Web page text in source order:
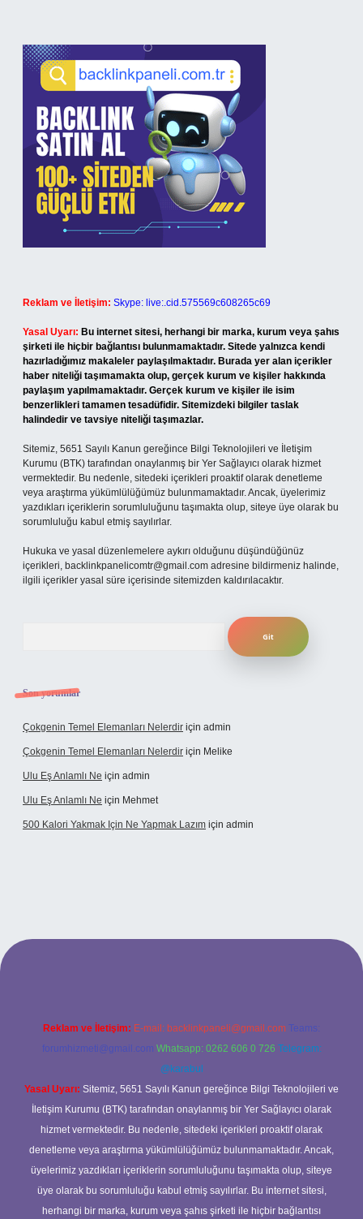
Reklam ve İletişim: Skype: live:.cid.575569c608265c69
Yasal Uyarı: Bu internet sitesi, herhangi bir marka, kurum veya şahıs
şirketi ile hiçbir bağlantısı bulunmamaktadır. Sitede yalnızca kendi
hazırladığımız makaleler paylaşılmaktadır. Burada yer alan içerikler
haber niteliği taşımamakta olup, gerçek kurum ve kişiler hakkında
paylaşım yapılmamaktadır. Gerçek kurum ve kişiler ile isim
benzerlikleri tamamen tesadüfidir. Sitemizdeki bilgiler taslak
halindedir ve tavsiye niteliği taşımazlar.
Sitemiz, 5651 Sayılı Kanun gereğince Bilgi Teknolojileri ve İletişim
Kurumu (BTK) tarafından onaylanmış bir Yer Sağlayıcı olarak hizmet
vermektedir. Bu nedenle, sitedeki içerikleri proaktif olarak denetleme
veya araştırma yükümlülüğümüz bulunmamaktadır. Ancak, üyelerimiz
yazdıkları içeriklerin sorumluluğunu taşımakta olup, siteye üye olarak bu
sorumluluğu kabul etmiş sayılırlar.
Hukuka ve yasal düzenlemelere aykırı olduğunu düşündüğünüz
içerikleri, backlinkpanelicomtr@gmail.com adresine bildirmeniz halinde,
ilgili içerikler yasal süre içerisinde sitemizden kaldırılacaktır.
Son yorumlar
Çokgenin Temel Elemanları Nelerdir için admin
Çokgenin Temel Elemanları Nelerdir için Melike
Ulu Eş Anlamlı Ne için admin
Ulu Eş Anlamlı Ne için Mehmet
500 Kalori Yakmak Için Ne Yapmak Lazım için admin
Reklam ve İletişim: E-mail: backlinkpaneli@gmail.com Teams:
forumhizmeti@gmail.com Whatsapp: 0262 606 0 726 Telegram:
@karabul
Yasal Uyarı: Sitemiz, 5651 Sayılı Kanun gereğince Bilgi Teknolojileri ve
İletişim Kurumu (BTK) tarafından onaylanmış bir Yer Sağlayıcı olarak
hizmet vermektedir. Bu nedenle, sitedeki içerikleri proaktif olarak
denetleme veya araştırma yükümlülüğümüz bulunmamaktadır. Ancak,
üyelerimiz yazdıkları içeriklerin sorumluluğunu taşımakta olup, siteye
üye olarak bu sorumluluğu kabul etmiş sayılırlar. Bu internet sitesi,
herhangi bir marka, kurum veya şahıs şirketi ile hiçbir bağlantısı